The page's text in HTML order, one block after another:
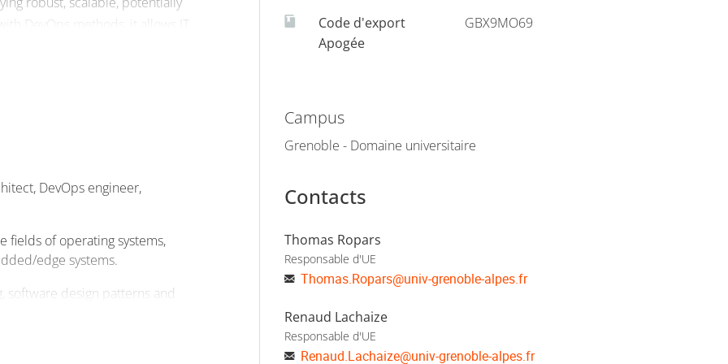
DevOps methods, it allows IT
performance,
DevOps engineer,
fields of operating systems,
edge systems.
software design patterns and
Code d'export
Apogée
GBX9MO69
Campus
Grenoble - Domaine universitaire
Contacts
Thomas Ropars
Responsable d'UE
Thomas.Ropars@univ-grenoble-alpes.fr
Renaud Lachaize
Responsable d'UE
Renaud.Lachaize@univ-grenoble-alpes.fr